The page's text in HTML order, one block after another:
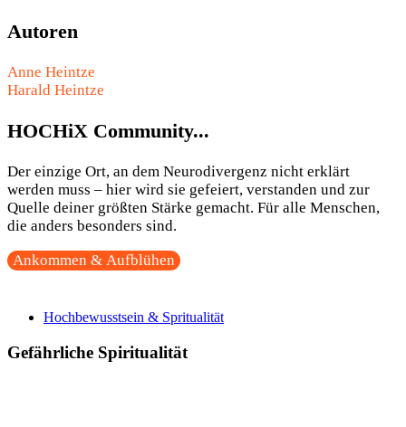
Autoren
Anne Heintze
Harald Heintze
HOCHiX Community...
Der einzige Ort, an dem Neurodivergenz nicht erklärt
werden muss – hier wird sie gefeiert, verstanden und zur
Quelle deiner größten Stärke gemacht. Für alle Menschen,
die anders besonders sind.
Ankommen & Aufblühen
Hochbewusstsein & Spritualität
Gefährliche Spiritualität